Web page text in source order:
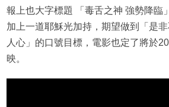
報上也大字標題 「毒舌之神 強勢降臨
加上一道耶穌光加持，期望做到「是
人心」的口號目標，電影也定了將於
映。